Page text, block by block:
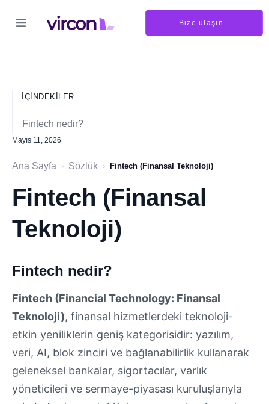
Bize ulaşın
İÇINDEKILER
Fintech nedir?
Mayıs 11, 2026
Ana Sayfa › Sözlük › Fintech (Finansal Teknoloji)
Fintech (Finansal
Teknoloji)
Fintech nedir?
Fintech (Financial Technology: Finansal
Teknoloji), finansal hizmetlerdeki teknoloji-
etkin yeniliklerin geniş kategorisidir: yazılım,
veri, AI, blok zinciri ve bağlanabilirlik kullanarak
geleneksel bankalar, sigortacılar, varlık
yöneticileri ve sermaye-piyasası kuruluşlarıyla